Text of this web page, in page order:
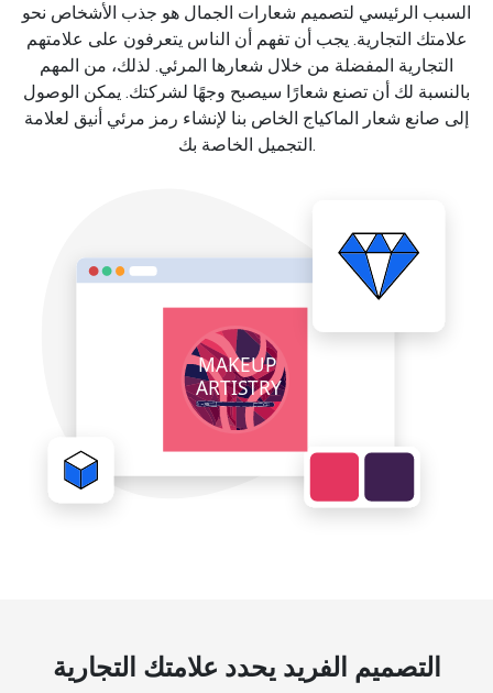
السبب الرئيسي لتصميم شعارات الجمال هو جذب الأشخاص نحو
علامتك التجارية. يجب أن تفهم أن الناس يتعرفون على علامتهم
التجارية المفضلة من خلال شعارها المرئي. لذلك، من المهم
بالنسبة لك أن تصنع شعارًا سيصبح وجهًا لشركتك. يمكن الوصول
إلى صانع شعار الماكياج الخاص بنا لإنشاء رمز مرئي أنيق لعلامة
التجميل الخاصة بك.
التصميم الفريد يحدد علامتك التجارية